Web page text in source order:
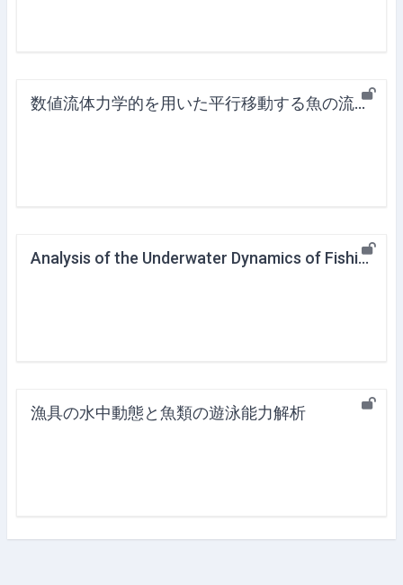
数値流体力学的を用いた平行移動する魚の流体力学的効果
Analysis of the Underwater Dynamics of Fishing Gear and Swimming Ability of Fishes
漁具の水中動態と魚類の遊泳能力解析